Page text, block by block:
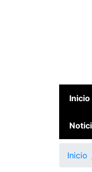
Inicio
Inicio